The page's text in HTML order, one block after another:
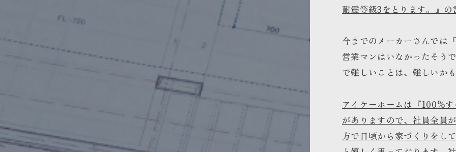
耐震等級3をとります。』の
今までのメーカーさんでは
営業マンはいなかったそう
で難しいことは、難しいか
アイケーホームは『100%
がありますので、社員全員
方で日頃から家づくりをし